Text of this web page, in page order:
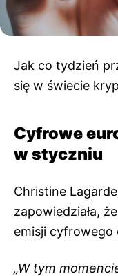
Jak co tydzień
się w świecie
Cyfrowe
w styczniu
Christine
zapowiedziała,
emisji cyfrowego
„W tym